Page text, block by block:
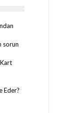
sorun
Eder?